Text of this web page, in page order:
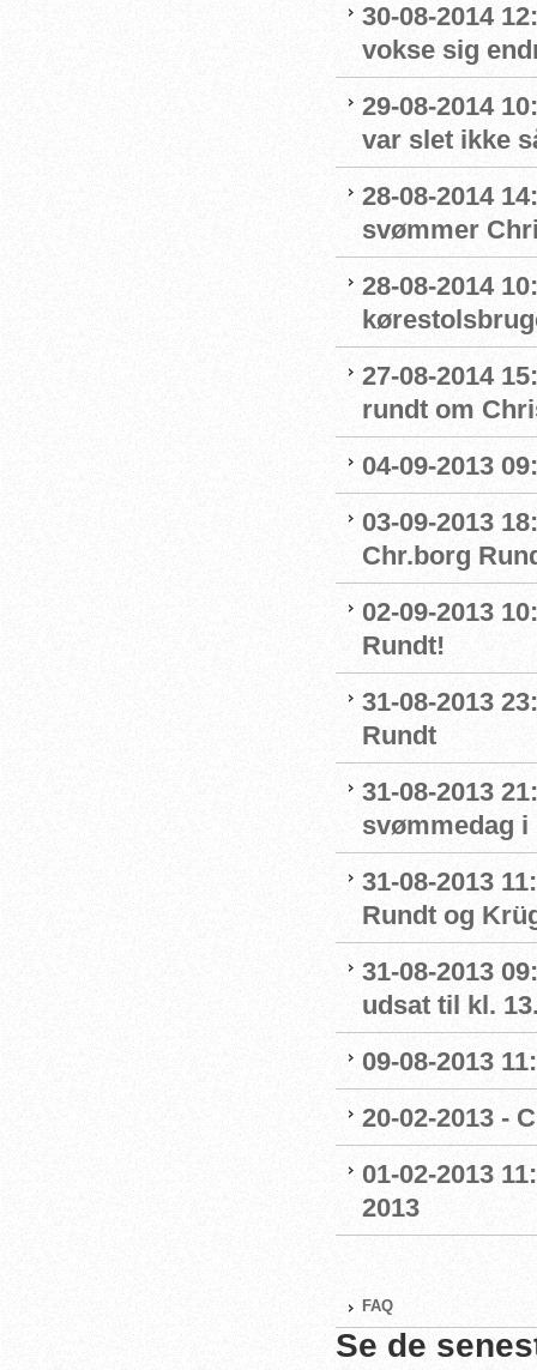
30-08-2014
vokse sig
29-08-2014
var slet ikke
28-08-2014
svømmer
28-08-2014
27-08-2014
rundt om
04-09-2013
03-09-2013
Chr.borg
02-09-2013
Rundt!
31-08-2013
Rundt
31-08-2013
svømmedag i
31-08-2013
Rundt og
31-08-2013
udsat til kl.
09-08-2013
20-02-2013 -
01-02-2013
2013
FAQ
Se de